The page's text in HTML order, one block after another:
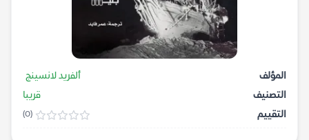
المؤلف
ألفريد لانسينج
التصنيف
قريبا
التقييم
(0)